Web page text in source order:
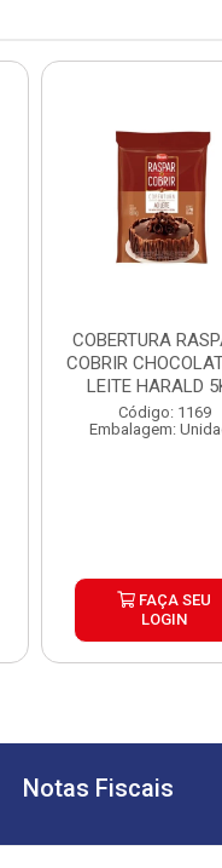
COBERTURA RASPAR E
COBRIR
LEITE HARALD
Código: 1169
Embalagem:
FAÇA SEU
LOGIN
Notas Fiscais